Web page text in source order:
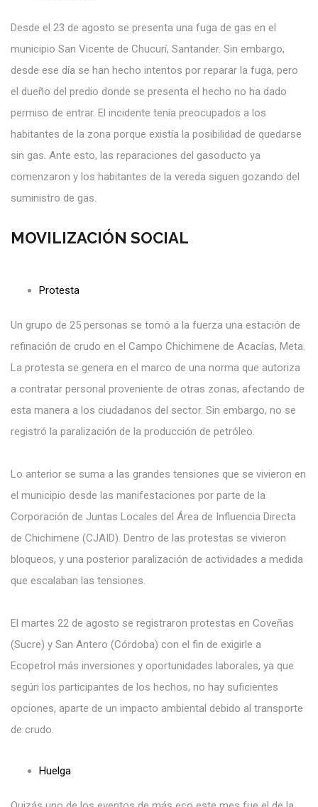
Desde el 23 de agosto se presenta una fuga de gas en el
municipio San Vicente de Chucurí, Santander. Sin embargo,
desde ese día se han hecho intentos por reparar la fuga, pero
el dueño del predio donde se presenta el hecho no ha dado
permiso de entrar. El incidente tenía preocupados a los
habitantes de la zona porque existía la posibilidad de quedarse
sin gas. Ante esto, las reparaciones del gasoducto ya
comenzaron y los habitantes de la vereda siguen gozando del
suministro de gas.
MOVILIZACIÓN SOCIAL
Protesta
Un grupo de 25 personas se tomó a la fuerza una estación de
refinación de crudo en el Campo Chichimene de Acacías, Meta.
La protesta se genera en el marco de una norma que autoriza
a contratar personal proveniente de otras zonas, afectando de
esta manera a los ciudadanos del sector. Sin embargo, no se
registró la paralización de la producción de petróleo.
Lo anterior se suma a las grandes tensiones que se vivieron en
el municipio desde las manifestaciones por parte de la
Corporación de Juntas Locales del Área de Influencia Directa
de Chichimene (CJAID). Dentro de las protestas se vivieron
bloqueos, y una posterior paralización de actividades a medida
que escalaban las tensiones.
El martes 22 de agosto se registraron protestas en Coveñas
(Sucre) y San Antero (Córdoba) con el fin de exigirle a
Ecopetrol más inversiones y oportunidades laborales, ya que
según los participantes de los hechos, no hay suficientes
opciones, aparte de un impacto ambiental debido al transporte
de crudo.
Huelga